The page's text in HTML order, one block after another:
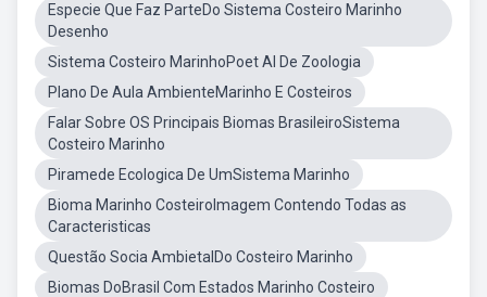
Especie Que Faz ParteDo Sistema Costeiro Marinho
Desenho
Sistema Costeiro MarinhoPoet Al De Zoologia
Plano De Aula AmbienteMarinho E Costeiros
Falar Sobre OS Principais Biomas BrasileiroSistema
Costeiro Marinho
Piramede Ecologica De UmSistema Marinho
Bioma Marinho CosteiroImagem Contendo Todas as
Caracteristicas
Questão Socia AmbietalDo Costeiro Marinho
Biomas DoBrasil Com Estados Marinho Costeiro